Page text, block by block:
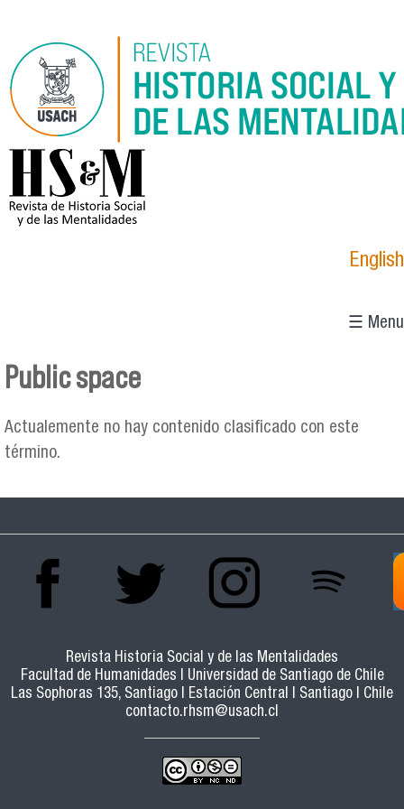
logo_hsm_2021.png
English
☰ Menu
Se encuentra usted aquí
Public space
Actualemente no hay contenido clasificado con este
término.
Revista Historia Social y de las Mentalidades
Facultad de Humanidades | Universidad de Santiago de Chile
Las Sophoras 135, Santiago | Estación Central | Santiago | Chile
contacto.rhsm@usach.cl